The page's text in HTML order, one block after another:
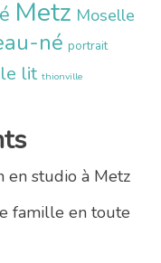
Metz Moselle
né portrait
lit thionville
en studio à Metz
famille en toute